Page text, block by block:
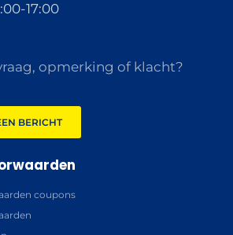
17:00
opmerking of klacht?
BERICHT
coupons